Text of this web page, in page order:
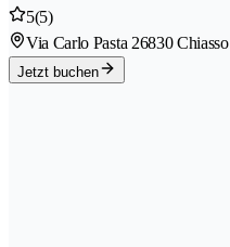
5(5)
Via Carlo Pasta 26830 Chiasso
Jetzt buchen